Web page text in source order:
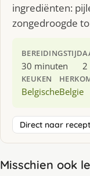
ingrediënten:
zongedroogde
BEREIDINGSTIJD
30 minuten 2
KEUKEN
BelgischeBelgie
Direct naar
Misschien ook